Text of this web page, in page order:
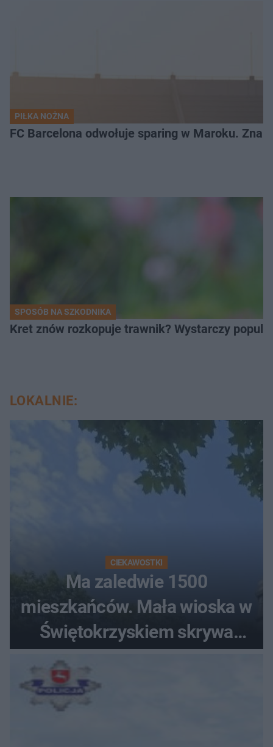
PIŁKA NOŻNA
FC Barcelona odwołuje sparing w Maroku.
SPOSÓB NA SZKODNIKA
Kret znów rozkopuje trawnik? Wystarczy
LOKALNIE:
CIEKAWOSTKI
Ma zaledwie 1500
mieszkańców. Mała wioska w
Świętokrzyskiem skrywa
zabytki, bywał tu nawet król